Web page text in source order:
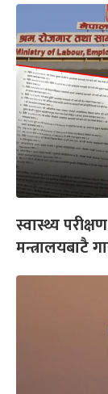
स्वास्थ्य
मन्त्रालयबाटै